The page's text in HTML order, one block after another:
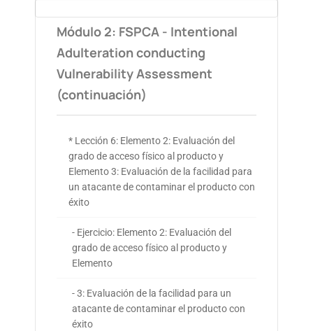
Módulo 2: FSPCA - Intentional
Adulteration conducting
Vulnerability Assessment
(continuación)
* Lección 6: Elemento 2: Evaluación del
grado de acceso físico al producto y
Elemento 3: Evaluación de la facilidad para
un atacante de contaminar el producto con
éxito
- Ejercicio: Elemento 2: Evaluación del
grado de acceso físico al producto y
Elemento
- 3: Evaluación de la facilidad para un
atacante de contaminar el producto con
éxito